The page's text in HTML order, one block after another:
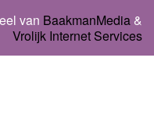
van BaakmanMedia &
Vrolijk Internet Services